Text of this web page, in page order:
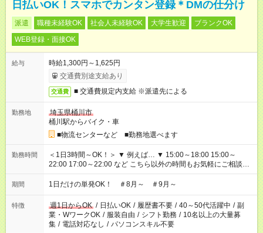
日払いOK！スマホでカンタン登録＊DMの仕分け
派遣 職種未経験OK 社会人未経験OK 大学生歓迎
ブランクOK
WEB登録・面接OK
給与
時給1,300円～1,625円
交通費別途支給あり
交通費 ■ 交通費規定内支給 ※派遣先による
勤務地
埼玉県桶川市
桶川駅からバイク・車
■物流センターなど ■勤務地選べます
勤務時間
＜1日3時間～OK！＞ ▼ 例えば… ▼ 15:00～18:00 15:00～
22:00 17:00～22:00 など こちら以外の時間もお気軽にご相談く
ださい！
期間 1日だけの単発OK！ ＃8月～ ＃9月～
特徴 週1日からOK / 日払いOK / 履歴書不要 / 40～50代活躍中 / 副
業・WワークOK / 服装自由 / シフト勤務 / 10名以上の大量募
集 / 電話対応なし / パソコンスキル不要